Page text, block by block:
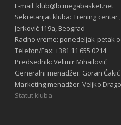
E-mail: klub@bcmegabasket.net
Sekretarijat kluba: Trening centar
Jerković 119a, Beograd
Radno vreme: ponedeljak-petak
Telefon/Fax: +381 11 655 0214
Predsednik: Velimir Mihailović
Generalni menadžer: Goran Ćakić
Marketing menadžer: Veljko
Statut kluba